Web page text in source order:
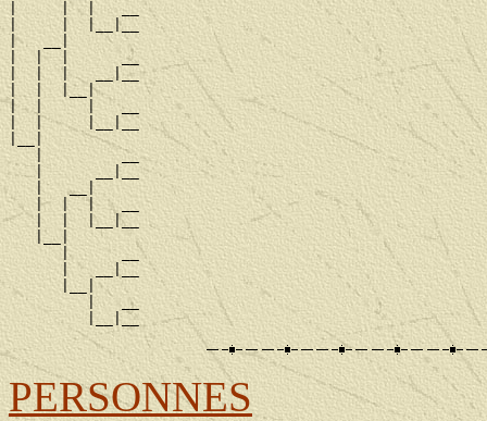
|     |  |   __
|     |  |__|__
|   __|
|  |  |      __
|  |  |   __|__
|  |  |__|
|  |     |   __
|  |     |__|__
|__|
   |         __
   |      __|__
   |   __|
   |  |  |   __
   |  |  |__|__
   |__|
      |      __
      |   __|__
      |__|
         |   __
PERSONNES